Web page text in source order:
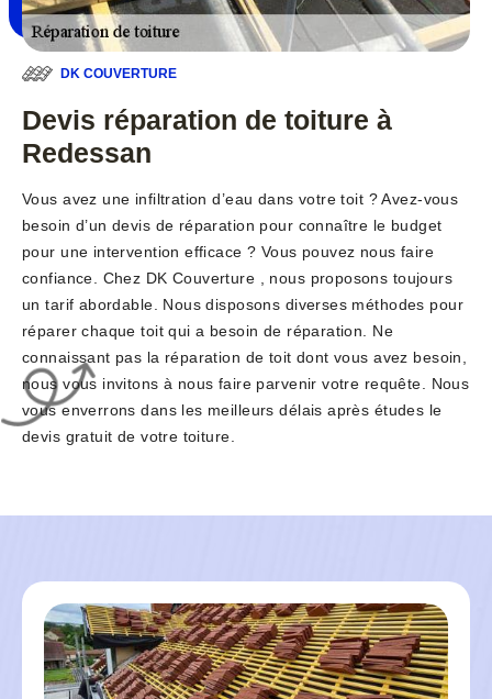
DK COUVERTURE
Devis réparation de toiture à
Redessan
Vous avez une infiltration d’eau dans votre toit ? Avez-vous
besoin d’un devis de réparation pour connaître le budget
pour une intervention efficace ? Vous pouvez nous faire
confiance. Chez DK Couverture , nous proposons toujours
un tarif abordable. Nous disposons diverses méthodes pour
réparer chaque toit qui a besoin de réparation. Ne
connaissant pas la réparation de toit dont vous avez besoin,
nous vous invitons à nous faire parvenir votre requête. Nous
vous enverrons dans les meilleurs délais après études le
devis gratuit de votre toiture.